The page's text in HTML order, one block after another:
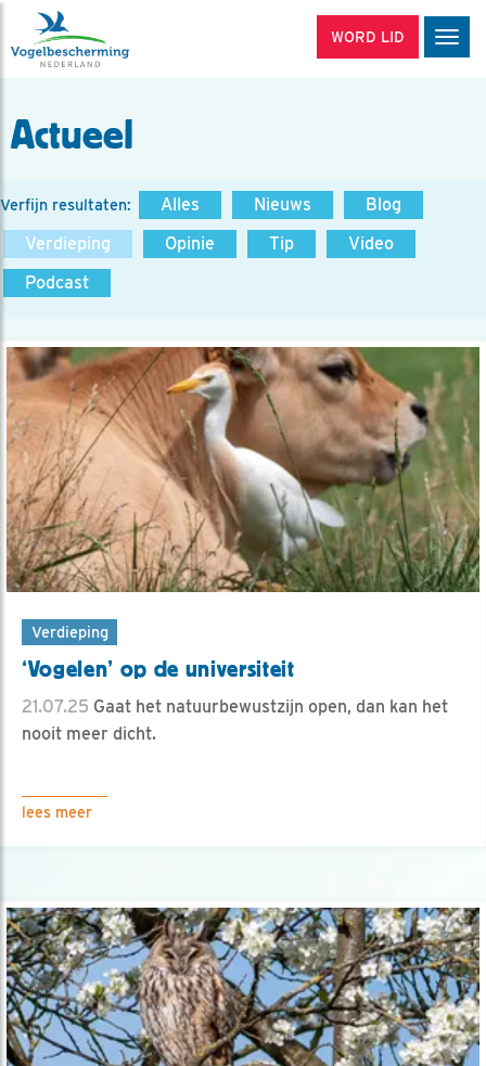
WORD LID
Actueel
Verfijn resultaten: Alles Nieuws
Blog
Verdieping
Opinie Tip
Video
Podcast
Verdieping
‘Vogelen’ op de universiteit
21.07.25 Gaat het natuurbewustzijn open, dan kan het
nooit meer dicht.
lees meer